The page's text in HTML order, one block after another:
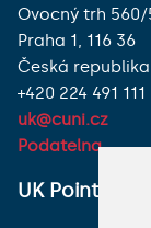
Ovocný trh 560/
Praha 1, 116 36
Česká republika
+420 224 491 111
uk@cuni.cz
Podatelna
UK Point